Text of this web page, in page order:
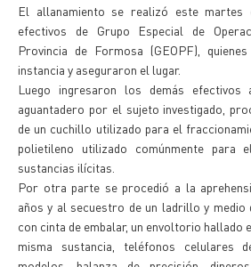
El allanamiento se realizó este martes
efectivos de Grupo Especial de
Provincia de Formosa (GEOPF),
instancia y aseguraron el lugar.
Luego ingresaron los demás
aguantadero por el sujeto investigado,
de un cuchillo utilizado para el
polietileno utilizado comúnmente para
sustancias ilícitas.
Por otra parte se procedió a la
años y al secuestro de un ladrillo y medio
con cinta de embalar, un envoltorio hallado
misma sustancia, teléfonos celulares